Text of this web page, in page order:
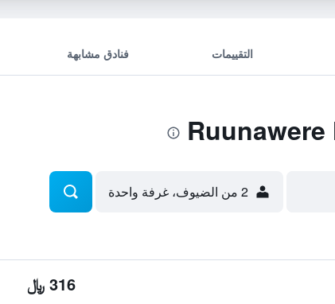
التقييمات فنادق مشابهة
2 من الضيوف، غرفة واحدة
316 ﷼